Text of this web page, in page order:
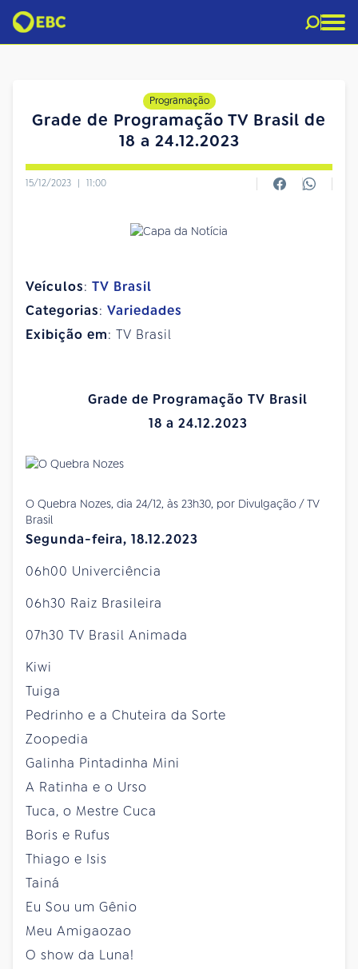
Programação
Grade de Programação TV Brasil de
18 a 24.12.2023
15/12/2023 | 11:00
Veículos: TV Brasil
Categorias: Variedades
Exibição em: TV Brasil
Grade de Programação TV Brasil
18 a 24.12.2023
O Quebra Nozes, dia 24/12, às 23h30, por Divulgação / TV
Brasil
Segunda-feira, 18.12.2023
06h00 Univerciência
06h30 Raiz Brasileira
07h30 TV Brasil Animada
Kiwi
Tuiga
Pedrinho e a Chuteira da Sorte
Zoopedia
Galinha Pintadinha Mini
A Ratinha e o Urso
Tuca, o Mestre Cuca
Boris e Rufus
Thiago e Isis
Tainá
Eu Sou um Gênio
Meu Amigaozao
O show da Luna!